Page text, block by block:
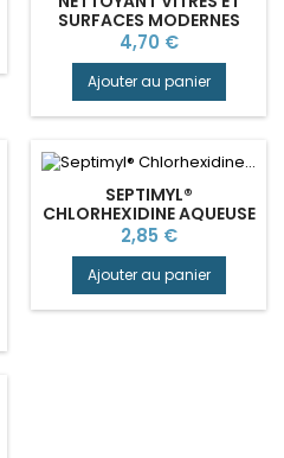
SURFACES MODERNES
KING ECO'ACTIF
ECOLABEL
Prix
4,70 €
Ajouter au panier
SEPTIMYL®
CHLORHEXIDINE AQUEUSE
STÉRILE 0.5% GILBERT
Prix
2,85 €
Ajouter au panier